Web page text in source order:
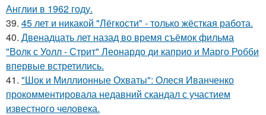
Англии в 1962 году.
39. 45 лет и никакой "Лёгкости" - только жёсткая работа.
40. Двенадцать лет назад во время съёмок фильма
"Волк с Уолл - Стрит" Леонардо ди каприо и Марго Робби
впервые встретились.
41. "Шок и Миллионные Охваты": Олеся Иванченко
прокомментировала недавний скандал с участием
известного человека.